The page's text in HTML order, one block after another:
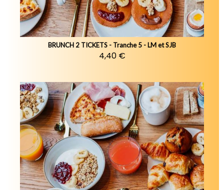
BRUNCH 2 TICKETS - Tranche 5 - LM et SJB
4,40 €